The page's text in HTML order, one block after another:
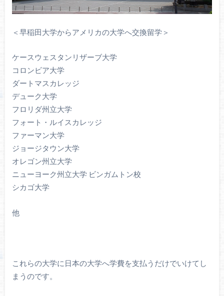
＜早稲田大学からアメリカの大学へ交換留学＞
ケースウェスタンリザーブ大学
コロンビア大学
ダートマスカレッジ
デューク大学
フロリダ州立大学
フォート・ルイスカレッジ
ファーマン大学
ジョージタウン大学
オレゴン州立大学
ニューヨーク州立大学 ビンガムトン校
シカゴ大学
他
これらの大学に日本の大学へ学費を支払うだけでいけてし
まうのです。